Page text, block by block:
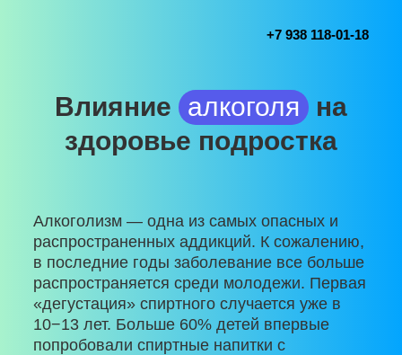
+7 938 118-01-18
Влияние алкоголя
на
здоровье подростка
Алкоголизм — одна из самых опасных и
распространенных аддикций. К сожалению,
в последние годы заболевание все больше
распространяется среди молодежи. Первая
«дегустация» спиртного случается уже в
10−13 лет. Больше 60% детей впервые
попробовали спиртные напитки с